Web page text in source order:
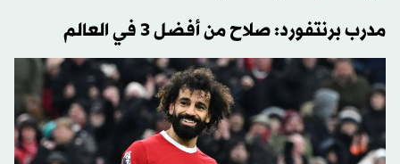
مدرب برنتفورد: صلاح من أفضل 3 في العالم